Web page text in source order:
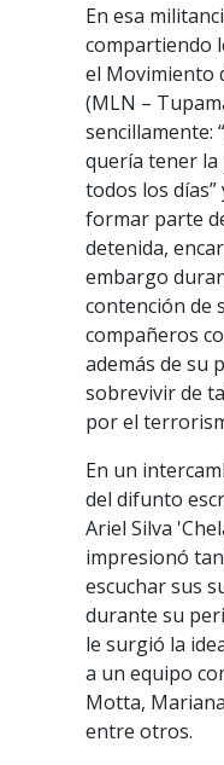
En esa
compartiendo
el Movimiento
(MLN –
sencillamente:
quería tener la
todos los días”
formar parte
detenida,
embargo
contención de
compañeros
además de su
sobrevivir de
por el
En un
del difunto
Ariel Silva
impresionó
escuchar sus
durante su
le surgió la
a un equipo
Motta,
entre otros.